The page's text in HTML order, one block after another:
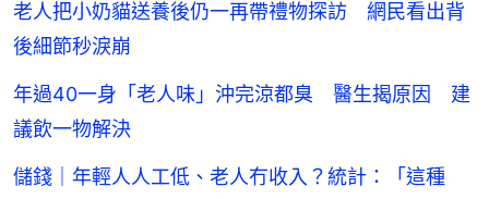
老人把小奶貓送養後仍一再帶禮物探訪 網民看出背
後細節秒淚崩
年過40一身「老人味」沖完涼都臭 醫生揭原因 建
議飲一物解決
儲錢｜年輕人人工低、老人冇收入？統計：「這種